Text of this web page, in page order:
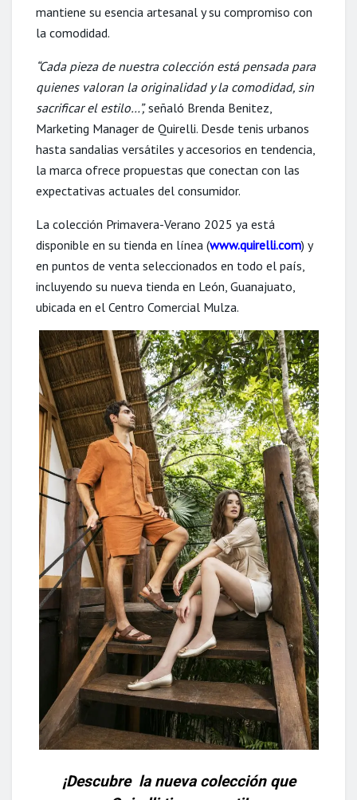
mantiene su esencia artesanal y su compromiso con
la comodidad.
“Cada pieza de nuestra colección está pensada para
quienes valoran la originalidad y la comodidad, sin
sacrificar el estilo…”,señaló Brenda Benitez,
Marketing Manager de Quirelli. Desde tenis urbanos
hasta sandalias versátiles y accesorios en tendencia,
la marca ofrece propuestas que conectan con las
expectativas actuales del consumidor.
La colección Primavera-Verano 2025 ya está
disponible en su tienda en línea (www.quirelli.com) y
en puntos de venta seleccionados en todo el país,
incluyendo su nueva tienda en León, Guanajuato,
ubicada en el Centro Comercial Mulza.
¡Descubre la nueva colección que